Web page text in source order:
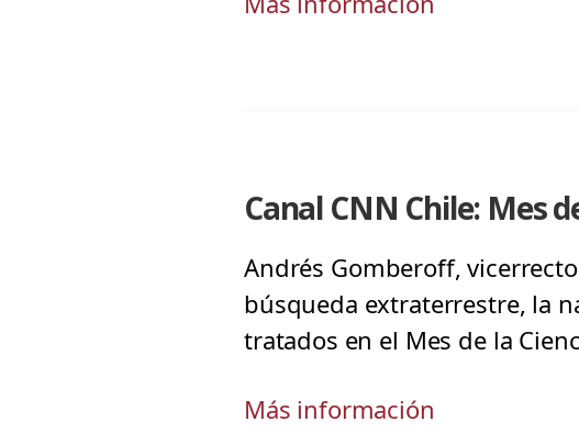
Canal CNN Chile: Mes
Andrés Gomberoff,
búsqueda extraterrestre, la
tratados en el Mes de la
Más información